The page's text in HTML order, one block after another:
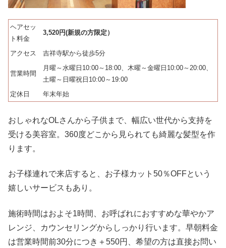
ヘアセッ
ト料金
3,520円(新規の方限定）
アクセス 吉祥寺駅から徒歩5分
営業時間
月曜～水曜日10:00～18:00、木曜～金曜日10:00～20:00、
土曜～日曜祝日10:00～19:00
定休日
年末年始
おしゃれなOLさんから子供まで、幅広い世代から支持を
受ける美容室。360度どこから見られても綺麗な髪型を作
ります。
お子様連れで来店すると、お子様カット50％OFFという
嬉しいサービスもあり。
施術時間はおよそ1時間、お呼ばれにおすすめな華やかア
レンジ、カウンセリングからしっかり行います。早朝料金
は営業時間前30分につき＋550円、希望の方は直接お問い